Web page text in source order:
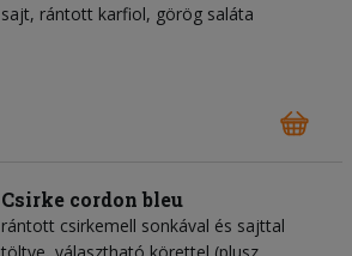
sajt, rántott karfiol, görög saláta
Csirke cordon bleu
rántott csirkemell sonkával és sajttal